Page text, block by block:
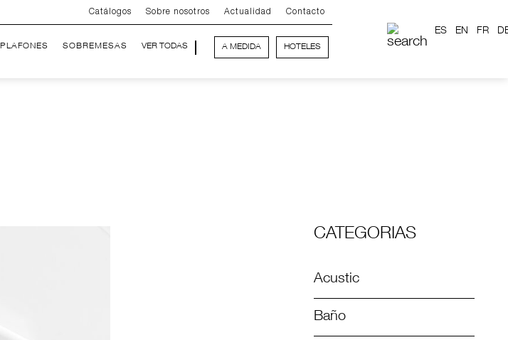
Catálogos Sobre nosotros Actualidad Contacto
PLAFONES SOBREMESAS VER TODAS A MEDIDA HOTELES
ES EN FR
CATEGORIAS
Acustic
Baño